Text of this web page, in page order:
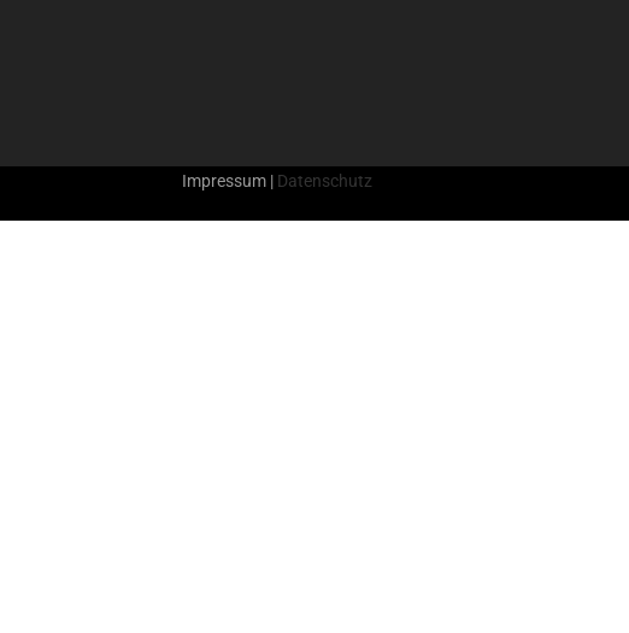
Impressum | Datenschutz